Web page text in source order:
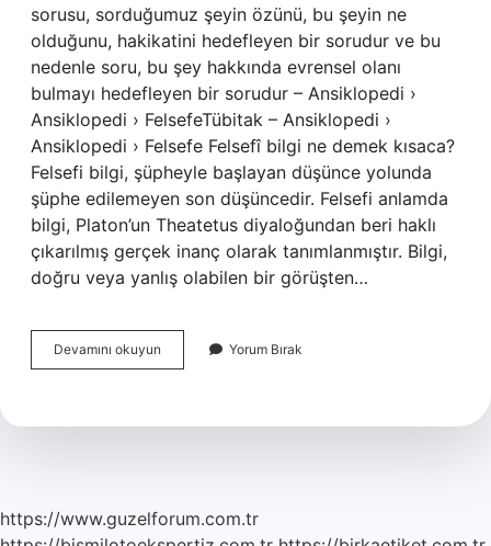
sorusu, sorduğumuz şeyin özünü, bu şeyin ne
olduğunu, hakikatini hedefleyen bir sorudur ve bu
nedenle soru, bu şey hakkında evrensel olanı
bulmayı hedefleyen bir sorudur – Ansiklopedi ›
Ansiklopedi › FelsefeTübitak – Ansiklopedi ›
Ansiklopedi › Felsefe Felsefî bilgi ne demek kısaca?
Felsefi bilgi, şüpheyle başlayan düşünce yolunda
şüphe edilemeyen son düşüncedir. Felsefi anlamda
bilgi, Platon’un Theatetus diyaloğundan beri haklı
çıkarılmış gerçek inanç olarak tanımlanmıştır. Bilgi,
doğru veya yanlış olabilen bir görüşten…
Devamını okuyun
Deyince
Yorum Bırak
https://www.guzelforum.com.tr